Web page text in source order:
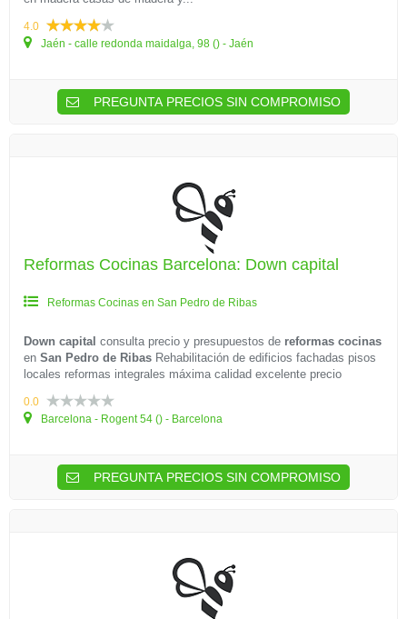
4.0
Jaén - calle redonda maidalga, 98 () - Jaén
PREGUNTA PRECIOS SIN COMPROMISO
Reformas Cocinas Barcelona: Down capital
Reformas Cocinas en San Pedro de Ribas
Down capital consulta precio y presupuestos de reformas cocinas
en San Pedro de Ribas Rehabilitación de edificios fachadas pisos
locales reformas integrales máxima calidad excelente precio
0.0
Barcelona - Rogent 54 () - Barcelona
PREGUNTA PRECIOS SIN COMPROMISO